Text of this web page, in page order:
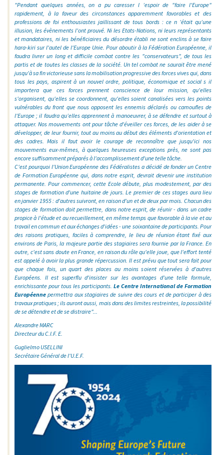
"Pendant quelques années, on a pu caresser l ’espoir de "faire l'Europe"
rapidement, à la faveur des circonstances apparemment favorables et des
professions de foi enthousiastes jaillissant de tous bords : ce n ’était qu’une
illusion, les évènements l'ont prouvé. Ni les Etats-Nations, ni leurs représentants
et mandataires, ni les bénéficiaires du désordre établi ne sont enclins à se faire
hara-kiri sur l'autel de l'Europe Unie. Pour aboutir à la Fédération Européenne, il
faudra livrer un long et difficile combat contre les "conservateurs", de tous les
partis et de toutes les classes de la société. Un tel combat ne saurait être mené
jusqu'à sa fin victorieuse sans la mobilisation progressive des forces vives qui, dans
tous les pays, aspirent à un nouvel ordre, politique, économique et social s il
importera que ces forces prennent conscience de lour mission, qu'elles
s'organisent, qu'elles se coordonnent, qu'elles soient canalisées vers les points
vulnérables du front que nous opposent les ennemis déclarés ou camoufles de
l'Europe ; il faudra qu’elles apprennent à manoeuvrer, à se défendre et surtout à
attaquer. Nos mouvements ont pour tâche d'éveiller ces forces, de les aider à se
développer, de leur fournir, tout au moins au début des éléments d'orientation et
des cadres. Mais il faut avoir le courage de reconnaître que jusqu'ici nos
mouvements eux-mêmes, à quelques heureuses exceptions près, ne sont pas
encore suffisamment préparés à l'accomplissement d'une telle tâche.
C'est pourquoi l'Union Européenne des Fédéralistes a décidé de fonder un Centre
de Formation Européenne qui, dans notre esprit, devrait devenir une institution
permanente. Pour commencer, cette Ecole débute, plus modestement, par des
stages de formation d'une huitaine de jours. Le premier de ces stages aura lieu
en janvier 1955 : d'autres suivront, en raison d'un et de deux par mois. Chacun des
stages de formation doit permettre, dans notre esprit, de réunir - dans un cadre
propice à l'étude et au recueillement, en même temps que favorable à la vie et au
travail en commun et aux échanges d'idées - une soixantaine de participants. Pour
des raisons pratiques, faciles à comprendre, le lieu de réunion étant fixé aux
environs de Paris, la majeure partie des stagiaires sera fournie par la France. En
outre, c'est sans doute en France, en raison du rôle qu'elle joue, que l'effort tenté
est appelé à avoir la plus grande répercussion. Il est prévu que tout sera fait pour
que chaque fois, un quart des places au moins soient réservées à d'autres
Européens. Il est superflu d'insister sur les avantages d'une telle formule,
enrichissante pour tous les participants. Le Centre International de Formation
Européenne permettra aux stagiaires de suivre des cours et de participer à des
travaux pratiques ; ils auront aussi, mais dans des limites restreintes, la possibilité
de se détendre et de se distraire"...
Alexandre MARC
Directeur du C.I.F. E.
Guglielmo USELLINI
Secrétaire Général de l'U.E.F.